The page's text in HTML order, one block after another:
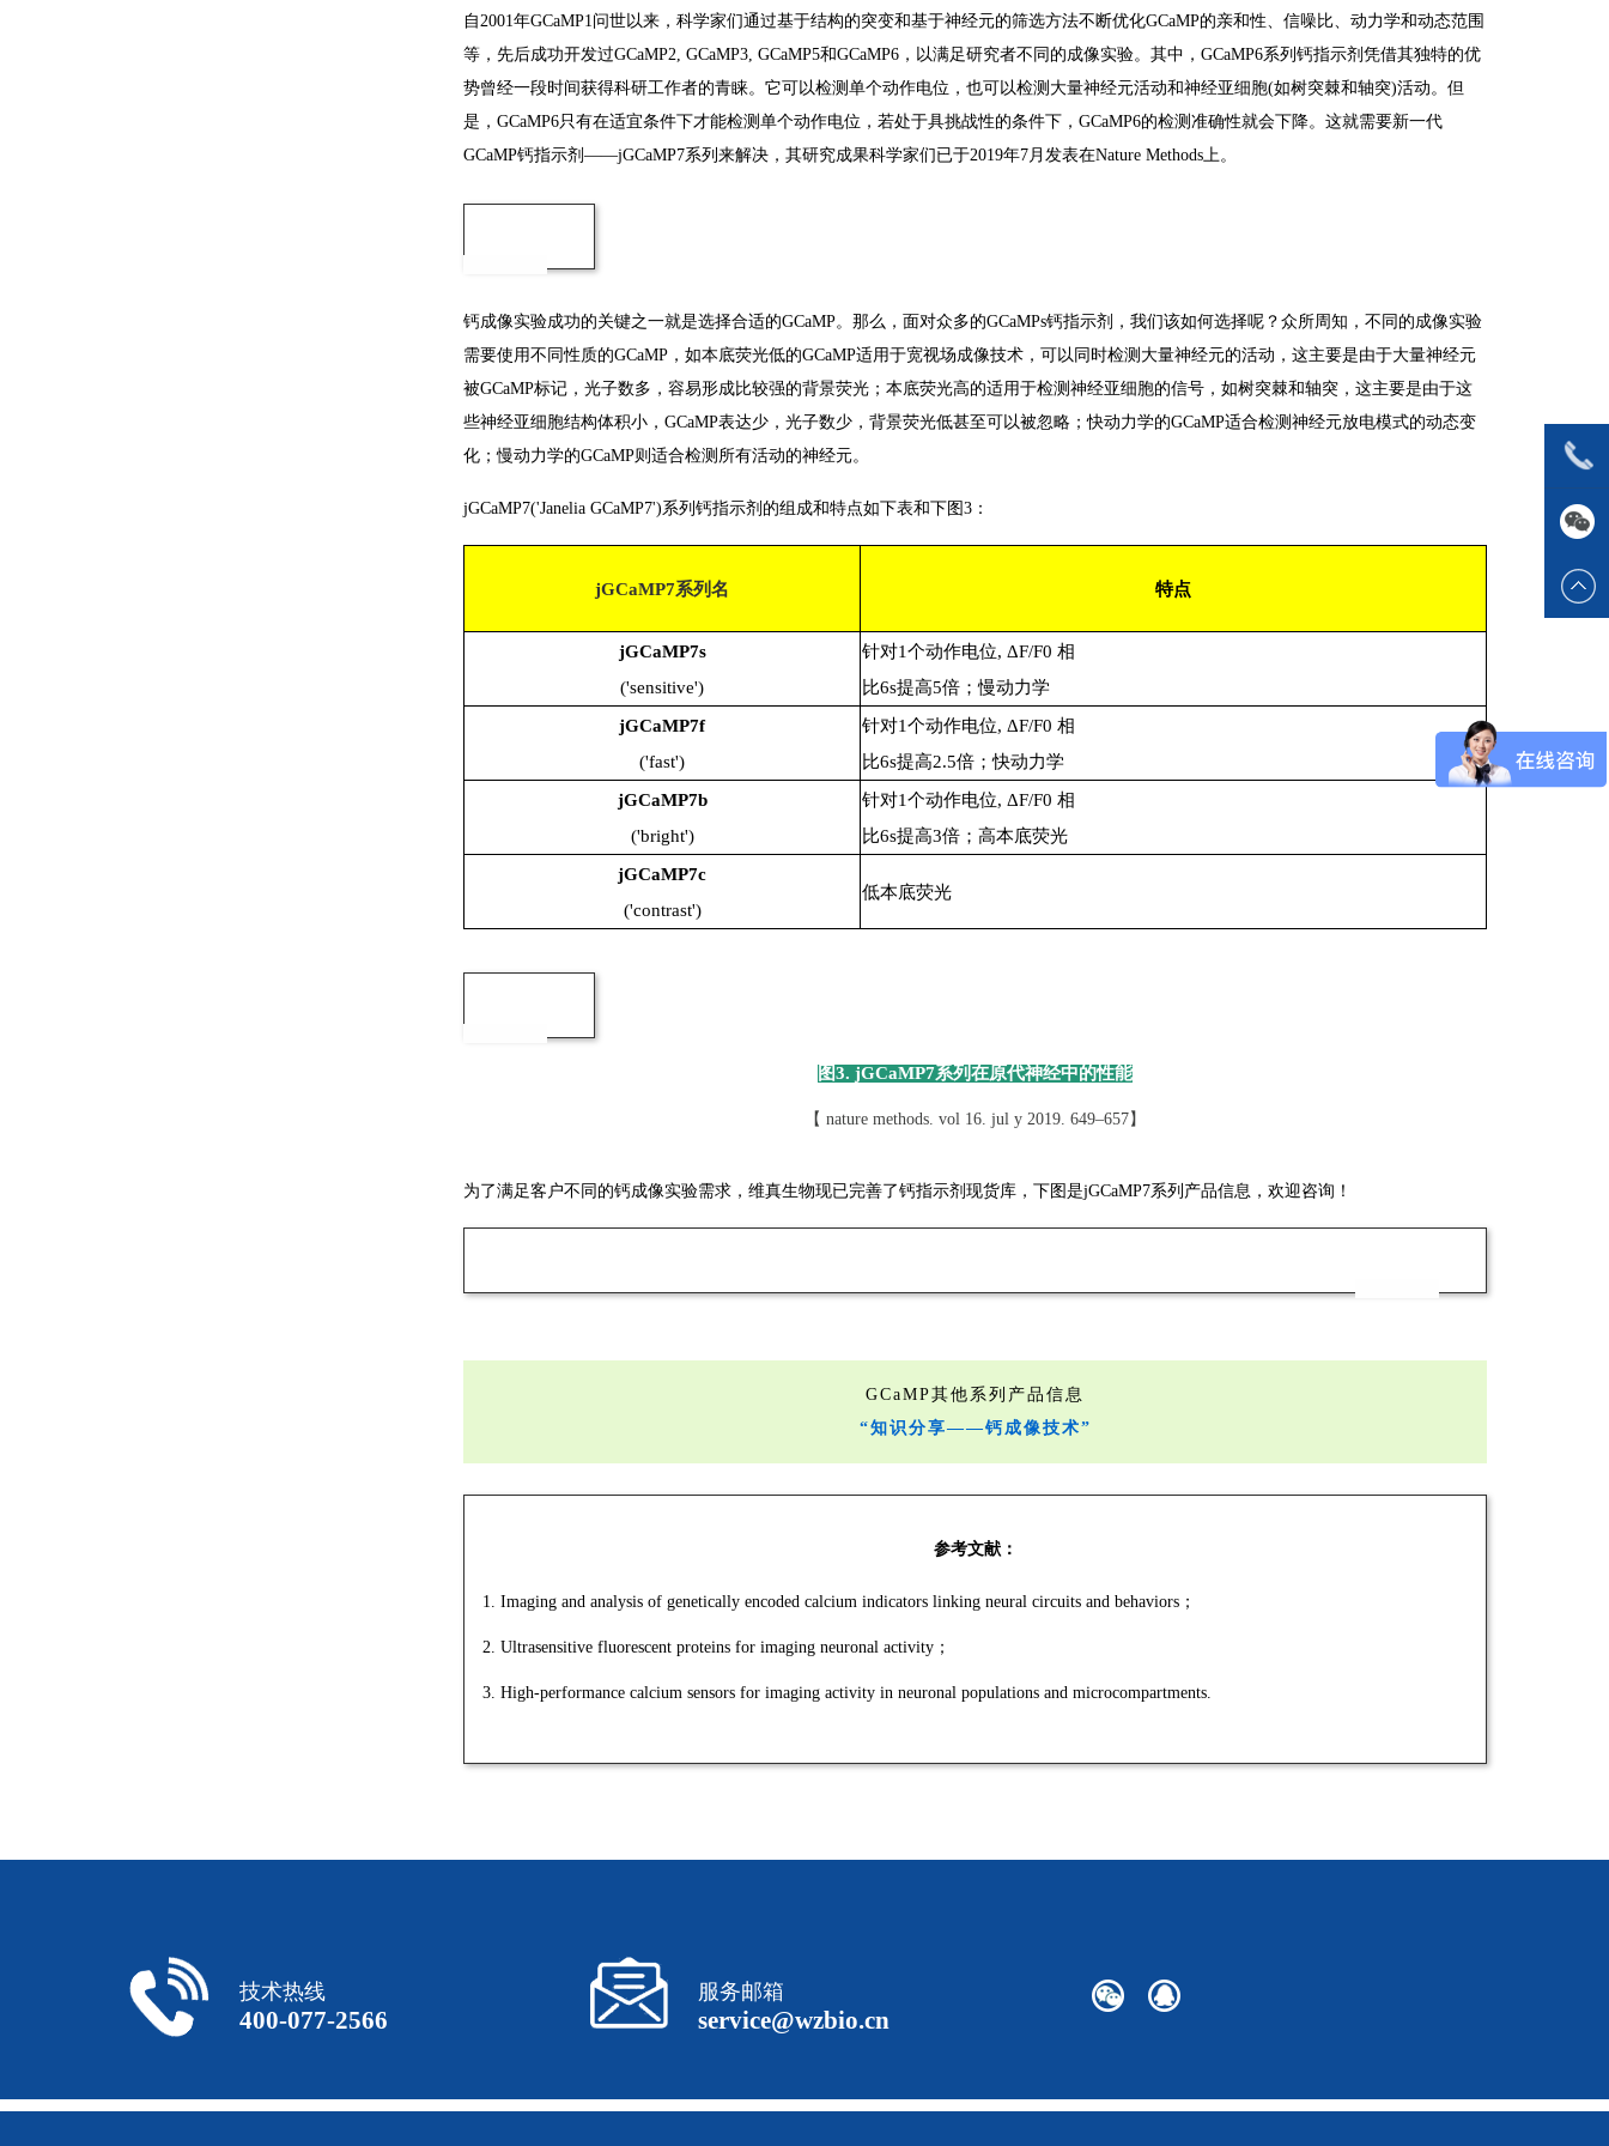
自2001年GCaMP1问世以来，科学家们通过基于结构的突变和基于神经元的筛选方法不断优化GCaMP的亲和性、信噪比、动力学和动态范围
等，先后成功开发过GCaMP2, GCaMP3, GCaMP5和GCaMP6，以满足研究者不同的成像实验。其中，GCaMP6系列钙指示剂凭借其独特的优
势曾经一段时间获得科研工作者的青睐。它可以检测单个动作电位，也可以检测大量神经元活动和神经亚细胞(如树突棘和轴突)活动。但
是，GCaMP6只有在适宜条件下才能检测单个动作电位，若处于具挑战性的条件下，GCaMP6的检测准确性就会下降。这就需要新一代
GCaMP钙指示剂——jGCaMP7系列来解决，其研究成果科学家们已于2019年7月发表在Nature Methods上。
钙成像实验成功的关键之一就是选择合适的GCaMP。那么，面对众多的GCaMPs钙指示剂，我们该如何选择呢？众所周知，不同的成像实验
需要使用不同性质的GCaMP，如本底荧光低的GCaMP适用于宽视场成像技术，可以同时检测大量神经元的活动，这主要是由于大量神经元
被GCaMP标记，光子数多，容易形成比较强的背景荧光；本底荧光高的适用于检测神经亚细胞的信号，如树突棘和轴突，这主要是由于这
些神经亚细胞结构体积小，GCaMP表达少，光子数少，背景荧光低甚至可以被忽略；快动力学的GCaMP适合检测神经元放电模式的动态变
化；慢动力学的GCaMP则适合检测所有活动的神经元。
jGCaMP7('Janelia GCaMP7')系列钙指示剂的组成和特点如下表和下图3：
jGCaMP7系列名 特点
jGCaMP7s
('sensitive')
针对1个动作电位, ΔF/F0 相
比6s提高5倍；慢动力学
jGCaMP7f
('fast')
针对1个动作电位, ΔF/F0 相
比6s提高2.5倍；快动力学
jGCaMP7b
('bright')
针对1个动作电位, ΔF/F0 相
比6s提高3倍； 高本底荧光
jGCaMP7c
('contrast')
低本底荧光
图3. jGCaMP7系列在原代神经中的性能
【 nature methods. vol 16. jul y 2019. 649–657】
为了满足客户不同的钙成像实验需求，维真生物现已完善了钙指示剂现货库，下图是jGCaMP7系列产品信息，欢迎咨询！
GCaMP其他系列产品信息
“知识分享——钙成像技术”
参考文献：
1. Imaging and analysis of genetically encoded calcium indicators linking neural circuits and behaviors；
2. Ultrasensitive fluorescent proteins for imaging neuronal activity；
3. High-performance calcium sensors for imaging activity in neuronal populations and microcompartments.
技术热线
400-077-2566
服务邮箱
service@wzbio.cn